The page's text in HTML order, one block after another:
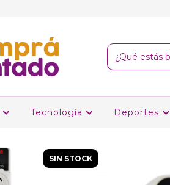
Tecnología Deportes
SIN STOCK